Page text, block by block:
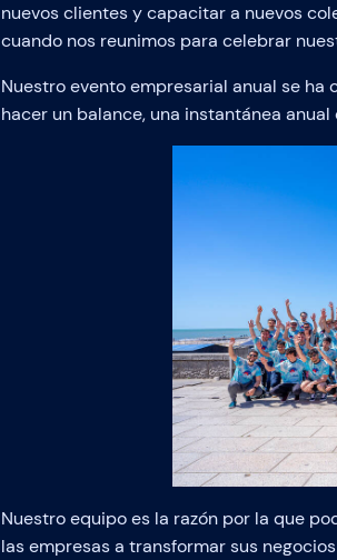
nuevos clientes y capacitar a nuevos
cuando nos reunimos para celebrar
Nuestro evento empresarial anual se
hacer un balance, una instantánea
Nuestro equipo es la razón por la que
las empresas a transformar sus